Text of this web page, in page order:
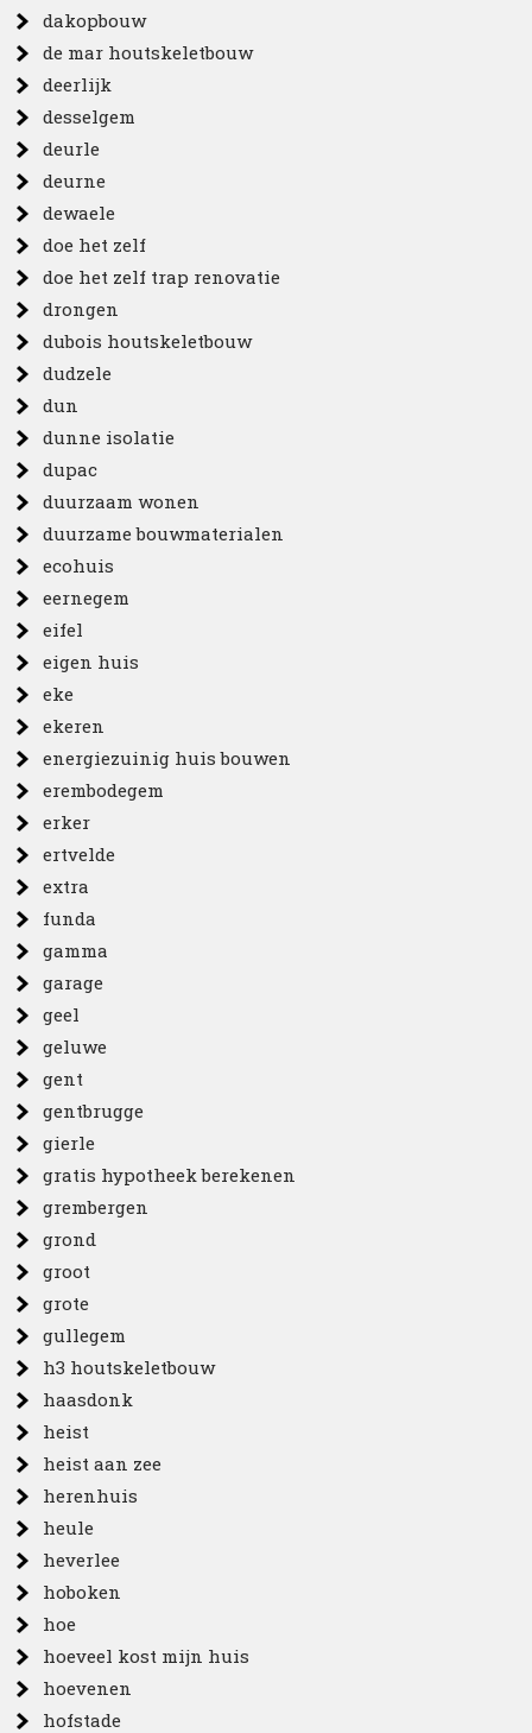
dakopbouw
de mar houtskeletbouw
deerlijk
desselgem
deurle
deurne
dewaele
doe het zelf
doe het zelf trap renovatie
drongen
dubois houtskeletbouw
dudzele
dun
dunne isolatie
dupac
duurzaam wonen
duurzame bouwmaterialen
ecohuis
eernegem
eifel
eigen huis
eke
ekeren
energiezuinig huis bouwen
erembodegem
erker
ertvelde
extra
funda
gamma
garage
geel
geluwe
gent
gentbrugge
gierle
gratis hypotheek berekenen
grembergen
grond
groot
grote
gullegem
h3 houtskeletbouw
haasdonk
heist
heist aan zee
herenhuis
heule
heverlee
hoboken
hoe
hoeveel kost mijn huis
hoevenen
hofstade